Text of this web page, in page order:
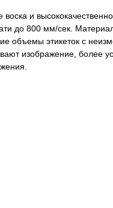
и
до 800 мм/сек.
объемы этикеток с
изображение, более